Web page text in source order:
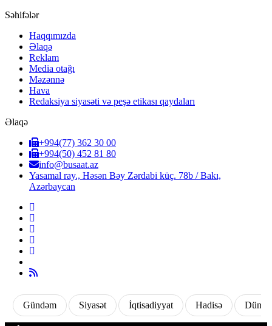
Səhifələr
Haqqımızda
Əlaqə
Reklam
Media otağı
Məzənnə
Hava
Redaksiya siyasəti və peşə etikası qaydaları
Əlaqə
+994(77) 362 30 00
+994(50) 452 81 80
info@busaat.az
Yasamal ray., Həsən Bəy Zərdabi küç. 78b / Bakı,
Azərbaycan
Gündəm Siyasət İqtisadiyyat Hadisə Dünya